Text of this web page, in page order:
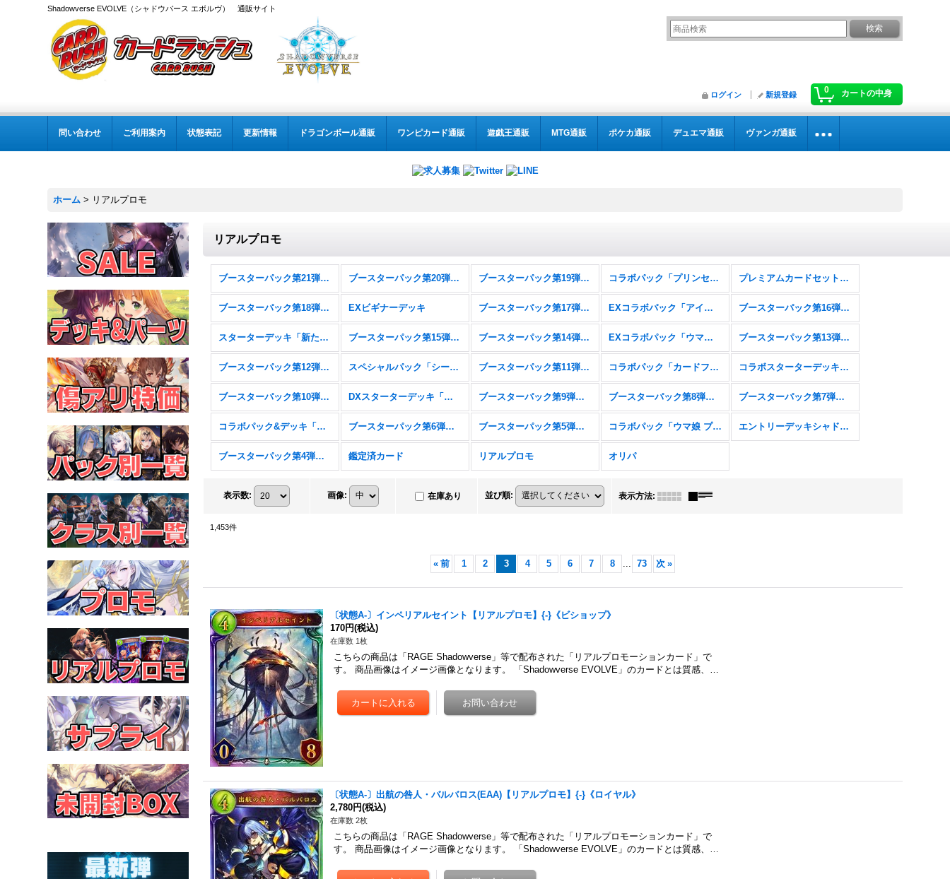
Shadowverse EVOLVE（シャドウバース エボルヴ） 通販サイト
0 カートの中身
ログイン 新規登録
問い合わせ ご利用案内 状態表記 更新情報 ドラゴンボール通販 ワンピカード通販 遊戯王通販 MTG通販 ポケカ通販 デュエマ通販 ヴァンガ通販
ホーム > リアルプロモ
リアルプロモ
ブースターパック第21弾「Academy Royale/アカデミー・ロワイヤル」 ブースターパック第20弾「絶傑を継ぐ者」 ブースターパック第19弾「天魔八虐」 コラボパック「プリンセスコネクト！Re:Dive」 プレミアムカードセット「プリンセスコネクト！Re:Dive」
ブースターパック第18弾「新約都市・透京」 EXビギナーデッキ ブースターパック第17弾「ConvergentDestinies/コンヴァージェント・ディスティニー」 EXコラボパック「アイドルマスター シンデレラガールズ」 ブースターパック第16弾「新たなる創世」
スターターデッキ「新たなる戦場」「燃え尽きぬ炎」 ブースターパック第15弾「絶傑の試練」 ブースターパック第14弾「夢幻の饗宴」 EXコラボパック「ウマ娘 プリティーダービー」 ブースターパック第13弾「暗黒降誕」
ブースターパック第12弾「黒鉄の侵略者」 スペシャルパック「シーサイド・メモリーズ」 ブースターパック第11弾「宿命の弾丸」 コラボパック「カードファイト!! ヴァンガード」 コラボスターターデッキ「聖域の騎士団」「黙示録の炎」
ブースターパック第10弾「Gods of the Arcana」 DXスターターデッキ「学院に咲く双華」「武なる雷鳴」 ブースターパック第9弾「光影の二重奏」 ブースターパック第8弾「次元混沌」 ブースターパック第7弾「森羅鋼鉄」
コラボパック&デッキ「アイドルマスター シンデレラガールズ」 ブースターパック第6弾「絶対なる覇者」 ブースターパック第5弾「永劫なる絶傑」 コラボパック「ウマ娘 プリティーダービー」 エントリーデッキシャドウバースＦ
ブースターパック第4弾「天星神話」 鑑定済カード リアルプロモ オリパ
表示数: 画像: 在庫あり 並び順: 表示方法:
1,453件
« 前 1 2 3 4 5 6 7 8 73 次 »
〔状態A-〕インペリアルセイント【リアルプロモ】{-}《ビショップ》
170円(税込)
在庫数 1枚
こちらの商品は「RAGE Shadowverse」等で配布された「リアルプロモーションカード」で
す。 商品画像はイメージ画像となります。 「Shadowverse EVOLVE」のカードとは質感、…
〔状態A-〕出航の咎人・バルバロス(EAA)【リアルプロモ】{-}《ロイヤル》
2,780円(税込)
在庫数 2枚
こちらの商品は「RAGE Shadowverse」等で配布された「リアルプロモーションカード」で
す。 商品画像はイメージ画像となります。 「Shadowverse EVOLVE」のカードとは質感、…